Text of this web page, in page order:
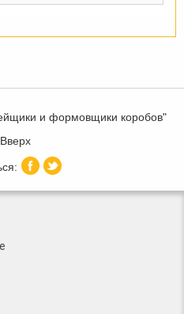
и формовщики коробов"
Вверх